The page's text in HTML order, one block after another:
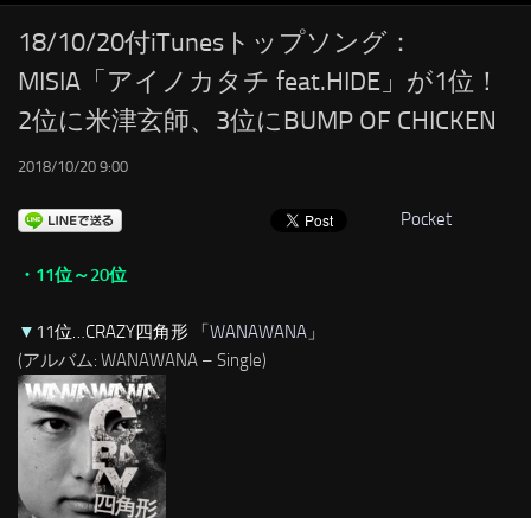
RSS
LINKS
18/10/20付iTunesトップソング：
MISIA「アイノカタチ feat.HIDE」が1位！
2位に米津玄師、3位にBUMP OF CHICKEN
2018/10/20 9:00
Pocket
・11位～20位
▼ 11位…CRAZY四角形 「WANAWANA 」
(アルバム: WANAWANA – Single)